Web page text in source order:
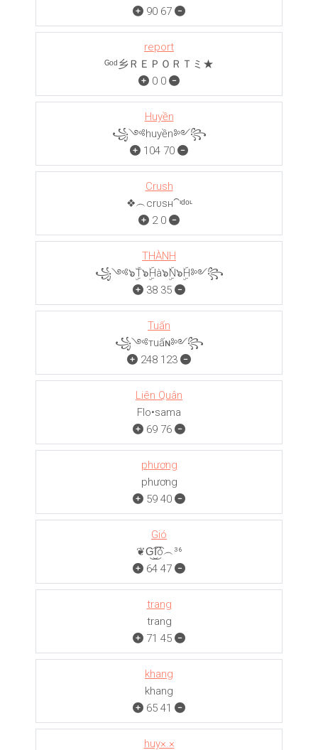
90 67
report
ᴳᵒᵈ乡ＲＥＰＯＲＴミ★
0 0
Huyền
꧁༺huyền༻꧂
104 70
Crush
❖︵crυѕн⁀ᶦᵈᵒᶫ
2 0
THÀNH
꧁༺๖ۣۜT๖ۣۜHà๖ۣۜN๖ۣۜH༻꧂
38 35
Tuấn
꧁༺тuấɴ༻꧂
248 123
Liên Quân
Flo•sama
69 76
phương
phương
59 40
Gió
❦G͜͡I͜͡ó︵³⁶
64 47
trang
trang
71 45
khang
khang
65 41
huy×.×